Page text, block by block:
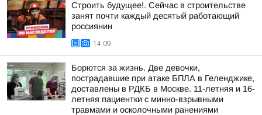
Строить будущее!. Сейчас в строительстве
занят почти каждый десятый работающий
россиянин
14:09
Борются за жизнь. Две девочки,
пострадавшие при атаке БПЛА в Геленджике,
доставлены в РДКБ в Москве. 11-летняя и 16-
летняя пациентки с минно-взрывными
травмами и осколочными ранениями